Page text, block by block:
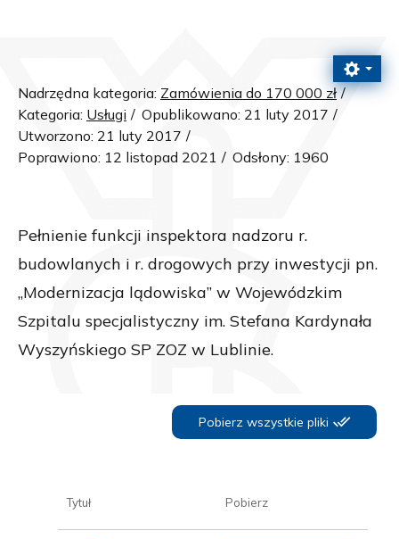
Nadrzędna kategoria: Zamówienia do 170 000 zł
Kategoria: Usługi
Opublikowano: 21 luty 2017
Utworzono: 21 luty 2017
Poprawiono: 12 listopad 2021
Odsłony: 1960
Pełnienie funkcji inspektora nadzoru r.
budowlanych i r. drogowych przy inwestycji pn.
„Modernizacja lądowiska” w Wojewódzkim
Szpitalu specjalistyczny im. Stefana Kardynała
Wyszyńskiego SP ZOZ w Lublinie.
Pobierz wszystkie pliki
Tytuł Pobierz